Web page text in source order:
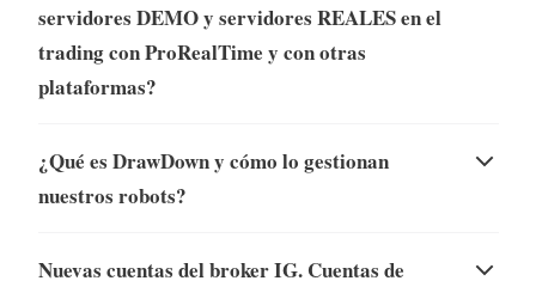
servidores DEMO y servidores REALES en el
trading con ProRealTime y con otras
plataformas?
¿Qué es DrawDown y cómo lo gestionan
nuestros robots?
Nuevas cuentas del broker IG. Cuentas de